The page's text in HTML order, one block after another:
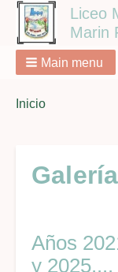
Liceo
Marin
Main menu
Breadcrumbs
You
Inicio
Años
y